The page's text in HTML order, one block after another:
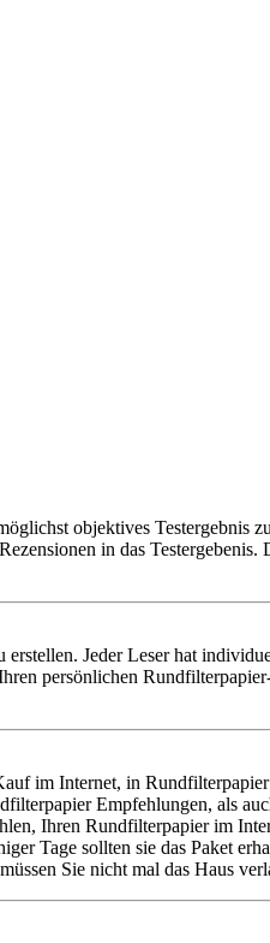
objektives
in das
Jeder Leser hat
persönlichen
im Internet, in
Empfehlungen, als
Ihren Rundfilterpapier im
Tage sollten sie das Paket
Sie nicht mal das Haus